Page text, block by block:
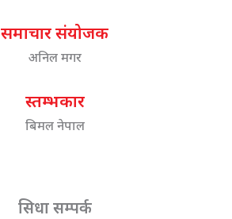
समाचार संयोजक
अनिल मगर
स्तम्भकार
बिमल नेपाल
सिधा सम्पर्क